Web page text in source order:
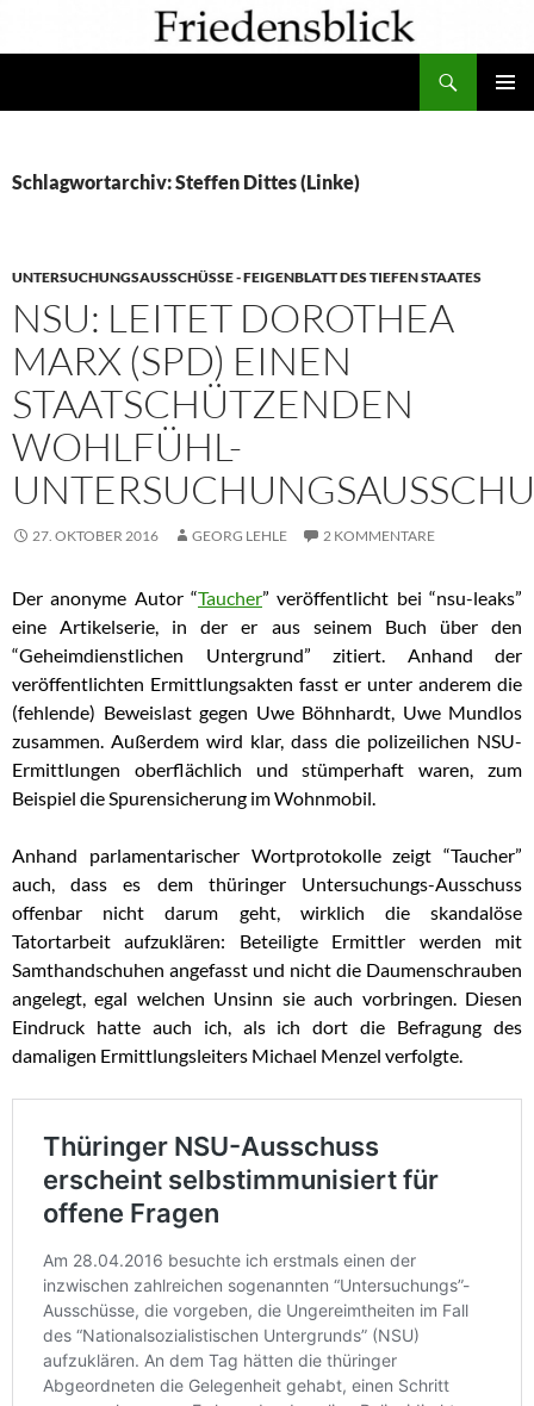
Schlagwortarchiv: Steffen Dittes (Linke)
UNTERSUCHUNGSAUSSCHÜSSE - FEIGENBLATT DES TIEFEN STAATES
NSU: LEITET DOROTHEA
MARX (SPD) EINEN
STAATSCHÜTZENDEN
WOHLFÜHL-
27. OKTOBER 2016 GEORG LEHLE 2 KOMMENTARE
Der anonyme Autor “Taucher” veröffentlicht bei “nsu-leaks”
eine Artikelserie, in der er aus seinem Buch über den
“Geheimdienstlichen Untergrund” zitiert. Anhand der
veröffentlichten Ermittlungsakten fasst er unter anderem die
(fehlende) Beweislast gegen Uwe Böhnhardt, Uwe Mundlos
zusammen. Außerdem wird klar, dass die polizeilichen NSU-
Ermittlungen oberflächlich und stümperhaft waren, zum
Beispiel die Spurensicherung im Wohnmobil.
Anhand parlamentarischer Wortprotokolle zeigt “Taucher”
auch, dass es dem thüringer Untersuchungs-Ausschuss
offenbar nicht darum geht, wirklich die skandalöse
Tatortarbeit aufzuklären: Beteiligte Ermittler werden mit
Samthandschuhen angefasst und nicht die Daumenschrauben
angelegt, egal welchen Unsinn sie auch vorbringen. Diesen
Eindruck hatte auch ich, als ich dort die Befragung des
damaligen Ermittlungsleiters Michael Menzel verfolgte.